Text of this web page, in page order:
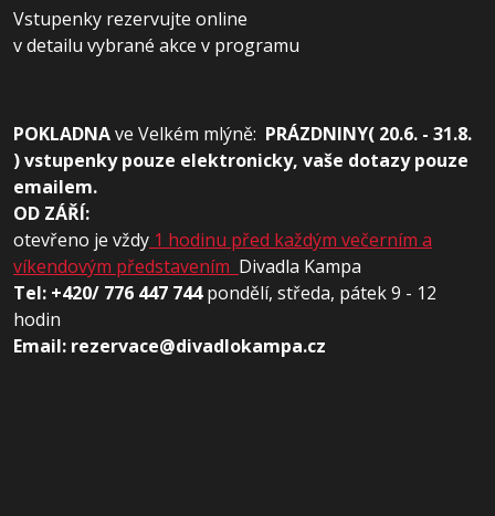
Vstupenky rezervujte online
v detailu vybrané akce v programu
POKLADNAve Velkém mlýně: PRÁZDNINY( 20.6. - 31.8.
) vstupenky pouze elektronicky, vaše dotazy pouze
emailem.
OD ZÁŘÍ:
otevřeno je vždy 1 hodinu před každým večerním a
víkendovým představením Divadla Kampa
Tel: +420/ 776 447 744pondělí, středa, pátek 9 - 12
hodin
Email: rezervace@divadlokampa.cz